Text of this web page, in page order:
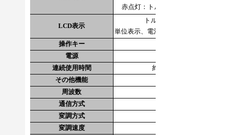
赤点灯：トルク値合否判定NG
LCD表示
トルク表示3桁
単位表示、電池残量表示（4段階）
操作キー
電源
連続使用時間
約24時間
その他機能
周波数
通信方式
変調方式
変調速度